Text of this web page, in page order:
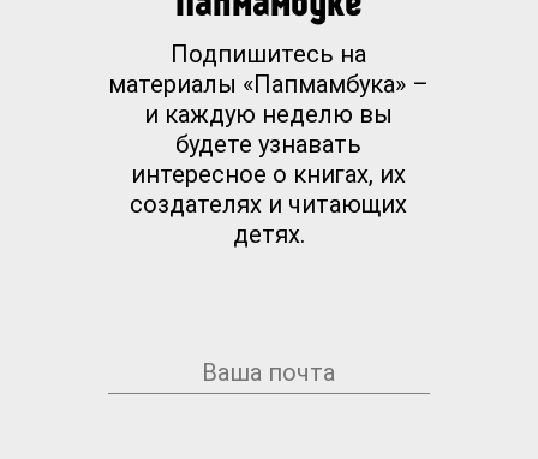
Подпишитесь на
материалы «Папмамбука» –
и каждую неделю вы
будете узнавать
интересное о книгах, их
создателях и читающих
детях.